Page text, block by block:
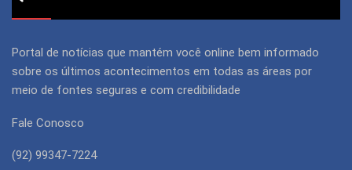
Portal de notícias que mantém você online bem informado
sobre os últimos acontecimentos em todas as áreas por
meio de fontes seguras e com credibilidade
Fale Conosco
(92) 99347-7224